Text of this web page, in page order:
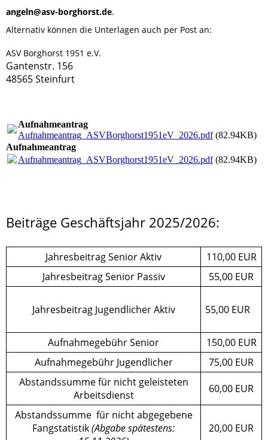
angeln@asv-borghorst.de.
Alternativ können die Unterlagen auch per Post an:
ASV Borghorst 1951 e.V.
Gantenstr. 156
48565 Steinfurt
Aufnahmeantrag
Aufnahmeantrag_ASVBorghorst1951eV_2026.pdf(82.94KB)
Aufnahmeantrag
Aufnahmeantrag_ASVBorghorst1951eV_2026.pdf(82.94KB)
Beiträge Geschäftsjahr 2025/2026:
Jahresbeitrag Senior Aktiv
110,00 EUR
Jahresbeitrag Senior Passiv
55,00 EUR
Jahresbeitrag Jugendlicher Aktiv 55,00 EUR
Aufnahmegebühr Senior
150,00 EUR
Aufnahmegebühr Jugendlicher
75,00 EUR
Abstandssumme für nicht geleisteten
Arbeitsdienst
60,00 EUR
Abstandssumme für nicht abgegebene
Fangstatistik(Abgabe spätestens:
20,00 EUR